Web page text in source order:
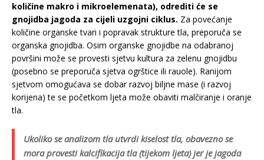
količine makro i mikroelemenata), odrediti će se
gnojidba jagoda za cijeli uzgojni ciklus. Za povećanje
količine organske tvari i popravak strukture tla, preporuča se
organska gnojidba. Osim organske gnojidbe na odabranoj
površini može se provesti sjetvu kultura za zelenu gnojidbu
(posebno se preporuča sjetva ogrštice ili rauole). Ranijom
sjetvom omogućava se dobar razvoj biljne mase (i razvoj
korijena) te se početkom ljeta može obaviti malčiranje i oranje
tla.
Ukoliko se analizom tla utvrdi kiselost tla, obavezno se
mora provesti kalcifikacija tla (tijekom ljeta) jer je jagoda